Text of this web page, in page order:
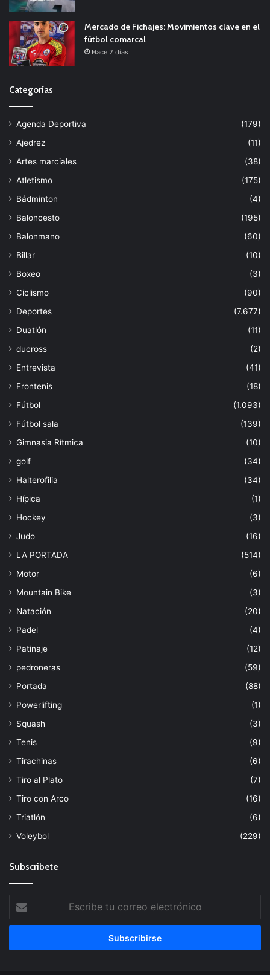
Mercado de Fichajes: Movimientos clave en el
fútbol comarcal
Hace 2 días
Categorías
Agenda Deportiva
(179)
Ajedrez
(11)
Artes marciales
(38)
Atletismo
(175)
Bádminton
(4)
Baloncesto
(195)
Balonmano
(60)
Billar
(10)
Boxeo
(3)
Ciclismo
(90)
Deportes
(7.677)
Duatlón
(11)
ducross
(2)
Entrevista
(41)
Frontenis
(18)
Fútbol
(1.093)
Fútbol sala
(139)
Gimnasia Rítmica
(10)
golf
(34)
Halterofilia
(34)
Hípica
(1)
Hockey
(3)
Judo
(16)
LA PORTADA
(514)
Motor
(6)
Mountain Bike
(3)
Natación
(20)
Padel
(4)
Patinaje
(12)
pedroneras
(59)
Portada
(88)
Powerlifting
(1)
Squash
(3)
Tenis
(9)
Tirachinas
(6)
Tiro al Plato
(7)
Tiro con Arco
(16)
Triatlón
(6)
Voleybol
(229)
Subscribete
tu
correo